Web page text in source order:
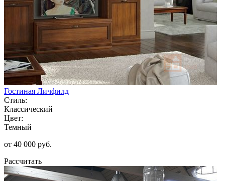
Гостиная Личфилд
Стиль:
Классический
Цвет:
Темный
от 40 000 руб.
Рассчитать